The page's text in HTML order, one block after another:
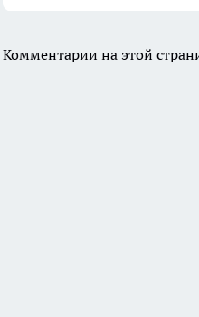
Комментарии на этой